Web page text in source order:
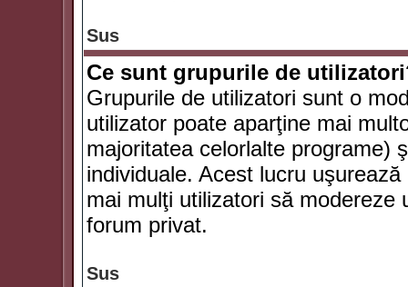
Sus
Ce sunt grupurile de
Grupurile de utilizatori sunt o
utilizator poate aparţine mai
majoritatea celorlalte programe)
individuale. Acest lucru
mai mulţi utilizatori să
forum privat.
Sus